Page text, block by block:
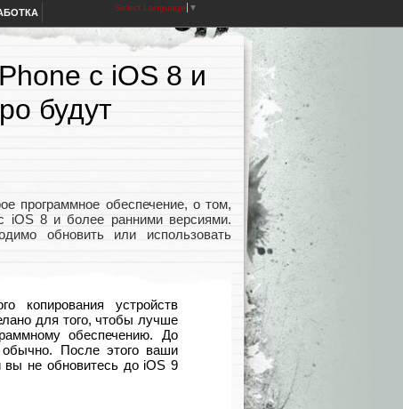
Select Language ▼
с iOS 8 и
будут
программное обеспечение, о том,
iOS 8 и более ранними версиями.
обновить или использовать
копирования устройств
для того, чтобы лучше
обеспечению. До
После этого ваши
вы не обновитесь до iOS 9